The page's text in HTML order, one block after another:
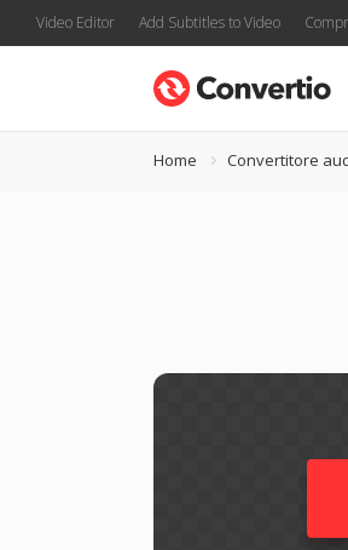
Video Editor Add Subtitles to Video
Home Convertitore